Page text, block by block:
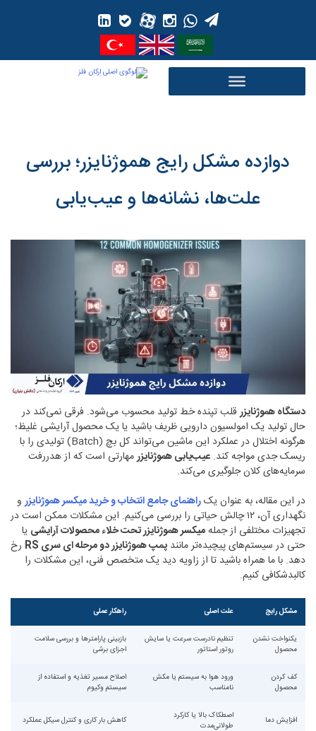
دوازده مشکل رایج هموژنایزر؛ بررسی
علت‌ها، نشانه‌ها و عیب‌یابی
دستگاه هموژنایزرقلب تپنده خط تولید محسوب می‌شود. فرقی نمی‌کند در
حال تولید یک امولسیون دارویی ظریف باشید یا یک محصول آرایشی غلیظ؛
هرگونه اختلال در عملکرد این ماشین می‌تواند کل بچ (Batch) تولیدی را با
ریسک جدی مواجه کند. عیب‌یابی هموژنایزرمهارتی است که از هدررفت
سرمایه‌های کلان جلوگیری می‌کند.
در این مقاله، به عنوان یکراهنمای جامع انتخاب و خرید میکسر هموژنایزرو
نگهداری آن، ۱۲ چالش حیاتی را بررسی می‌کنیم. این مشکلات ممکن است در
تجهیزات مختلفی از جملهمیکسر هموژنایزر تحت خلاء محصولات آرایشی یا
حتی در سیستم‌های پیچیده‌تر مانند پمپ هموژنایزر دو مرحله ای سری
رخ
دهد. با ما همراه باشید تا از زاویه دید یک متخصص فنی، این مشکلات را
کالبدشکافی کنیم.
مشکل رایج علت اصلی راهکار عملی
یکنواخت نشدن
محصول
تنظیم نادرست سرعت یا سایش
روتور استاتور
بازبینی پارامترها و بررسی سلامت
اجزای برشی
کف کردن
محصول
ورود هوا به سیستم یا مکش
نامناسب
اصلاح مسیر تغذیه و استفاده از
سیستم وکیوم
افزایش دما
اصطکاک بالا یا کارکرد
طولانی‌مدت
کاهش بار کاری و کنترل سیکل عملکرد